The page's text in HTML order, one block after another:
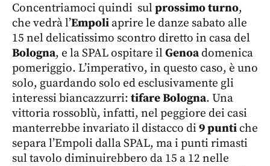
Concentriamoci quindi sulprossimo turno,
che vedrà l’Empoli aprire le danze sabato alle
15 nel delicatissimo scontro diretto in casa del
Bologna, e la SPAL ospitare ilGenoadomenica
pomeriggio. L’imperativo, in questo caso, è uno
solo, guardando solo ed esclusivamente gli
interessi biancazzurri: tifare Bologna. Una
vittoria rossoblù, infatti, nel peggiore dei casi
manterrebbe invariato il distacco di 9 puntiche
separa l’Empoli dalla SPAL, ma i punti rimasti
sul tavolo diminuirebbero da 15 a 12 nelle